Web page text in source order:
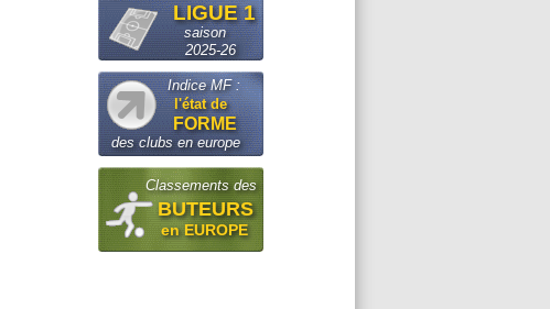
LIGUE 1
saison
2025-26
Indice MF :
l'état de
FORME
des clubs en europe
Classements des
BUTEURS
en EUROPE